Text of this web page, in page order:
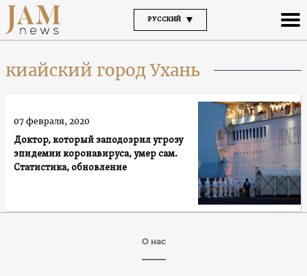
РУССКИЙ
киайский город Ухань
Доктор, который заподозрил угрозу
эпидемии коронавируса, умер сам.
Статистика, обновление
07 февраля, 2020
О нас